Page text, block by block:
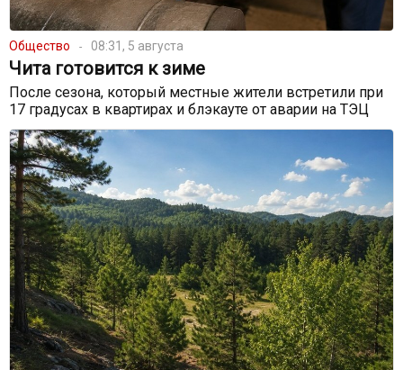
Общество 08:31, 5 августа
Чита готовится к зиме
После сезона, который местные жители встретили при
17 градусах в квартирах и блэкауте от аварии на ТЭЦ